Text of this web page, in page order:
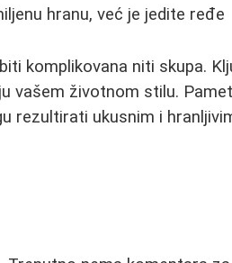
hranu, već je jedite ređe
komplikovana niti skupa.
vašem životnom stilu.
rezultirati ukusnim i